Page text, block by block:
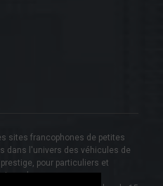
sites francophones de petites
dans l'univers des véhicules de
pour particuliers et